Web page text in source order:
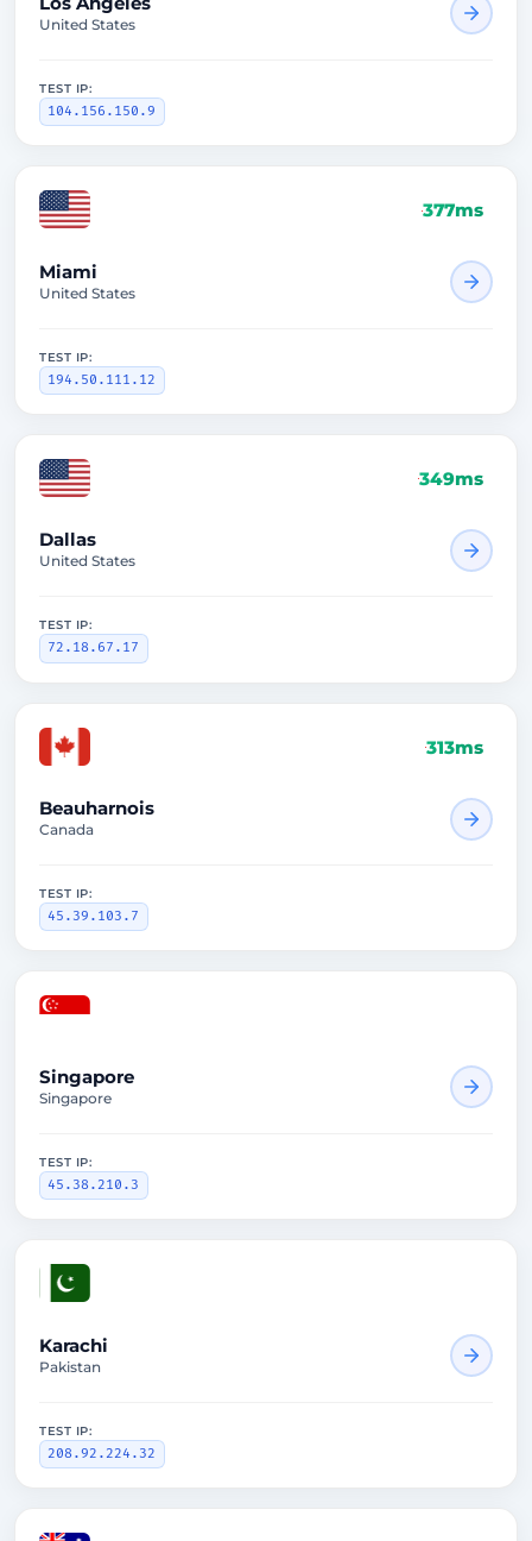
United States
TEST IP:
104.156.150.9
377ms
Miami
United States
TEST IP:
194.50.111.12
349ms
Dallas
United States
TEST IP:
72.18.67.17
313ms
Beauharnois
Canada
TEST IP:
45.39.103.7
Singapore
Singapore
TEST IP:
45.38.210.3
Karachi
Pakistan
TEST IP:
208.92.224.32